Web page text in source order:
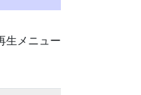
生メニュー